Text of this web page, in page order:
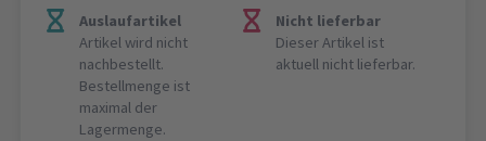
Auslaufartikel
Artikel wird nicht
nachbestellt.
Bestellmenge ist
maximal der
Lagermenge.
Nicht lieferbar
Dieser Artikel ist
aktuell nicht lieferbar.